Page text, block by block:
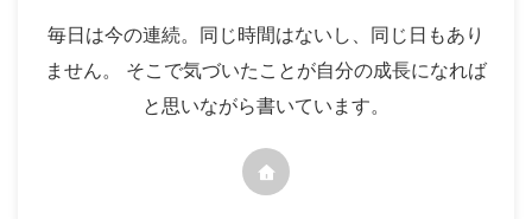
毎日は今の連続。同じ時間はないし、同じ日もあり
ません。 そこで気づいたことが自分の成長になれば
と思いながら書いています。